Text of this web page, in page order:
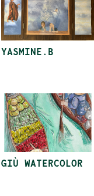
YASMINE.B
GIÙ WATERCOLOR